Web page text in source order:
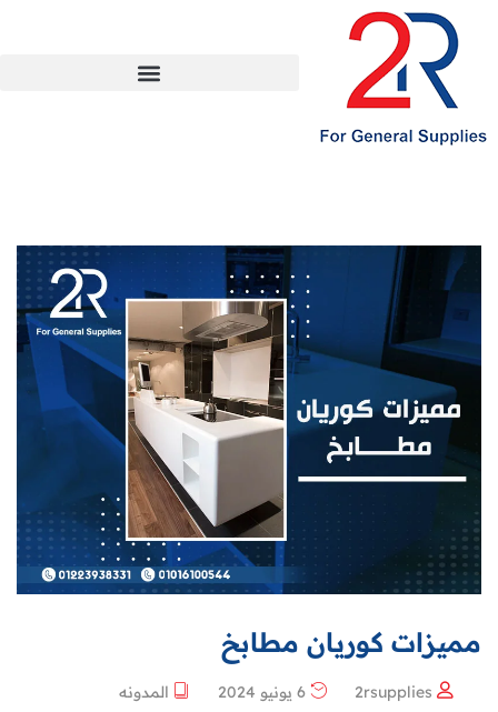
مميزات كوريان مطابخ
2rsupplies المدونه